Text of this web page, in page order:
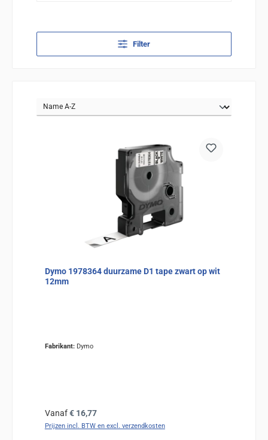
Filter
Dymo 1978364 duurzame D1 tape zwart op wit
12mm
Fabrikant: Dymo
Normale prijs:
Vanaf€ 16,77
Prijzen incl. BTW en excl. verzendkosten